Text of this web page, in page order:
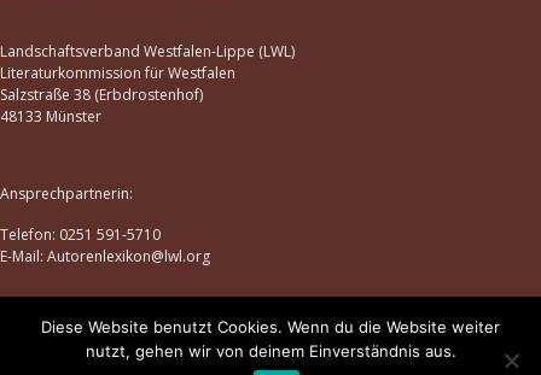
Landschaftsverband Westfalen-Lippe (LWL)
Literaturkommission für Westfalen
Salzstraße 38 (Erbdrostenhof)
48133 Münster
Ansprechpartnerin:
Telefon: 0251 591-5710
E-Mail: Autorenlexikon@lwl.org
Datenschutz |Impressum
Diese Website benutzt Cookies. Wenn du die Website weiter
nutzt, gehen wir von deinem Einverständnis aus.